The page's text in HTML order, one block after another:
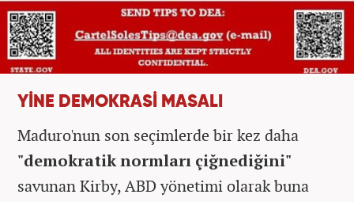
YİNE DEMOKRASİ MASALI
Maduro'nun son seçimlerde bir kez daha
"demokratik normları çiğnediğini"
savunan Kirby, ABD yönetimi olarak buna